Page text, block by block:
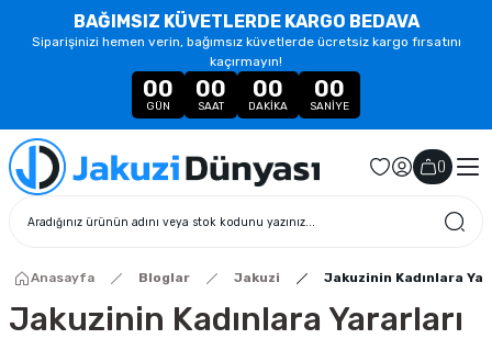
BAĞIMSIZ KÜVETLERDE KARGO BEDAVA
Siparişinizi hemen verin, bağımsız küvetlerde ücretsiz kargo fırsatını
kaçırmayın!
00
GÜN
00
SAAT
00
DAKIKA
00
SANIYE
()
Anasayfa Bloglar Jakuzi Jakuzinin Kadınlara
Jakuzinin Kadınlara Yararları